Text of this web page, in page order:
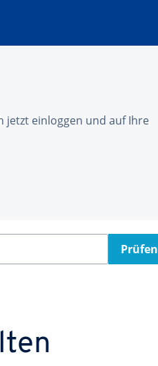
jetzt einloggen und auf Ihre
Prüfen